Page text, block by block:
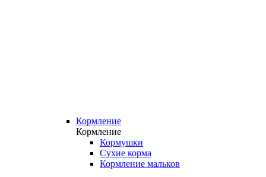
Кормление
Кормление
Кормушки
Сухие корма
Кормление мальков